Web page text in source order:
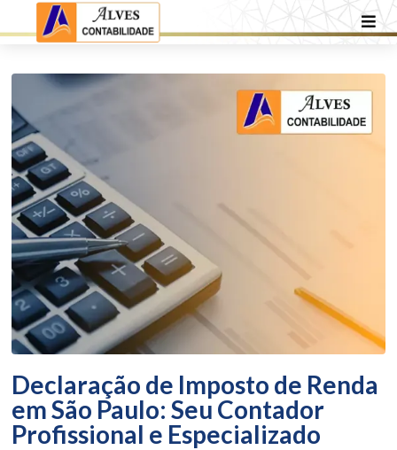
Declaração de Imposto de Renda
em São Paulo: Seu Contador
Profissional e Especializado